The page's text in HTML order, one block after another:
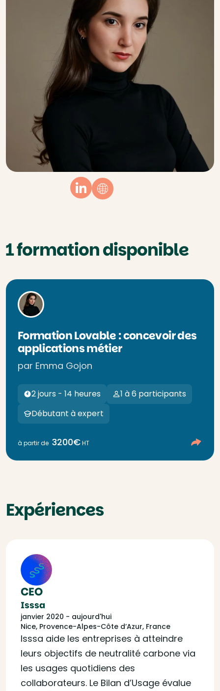
LinkedinWebsite
1 formation disponible
Formation Lovable : concevoir des
applications métier
par Emma Gojon
2 jours - 14 heures
1 à 6 participants
Débutant à expert
à partir de 3200€HT
Expériences
CEO
Isssa
janvier 2020 - aujourd'hui
Nice, Provence-Alpes-Côte d’Azur, France
Isssa aide les entreprises à atteindre
leurs objectifs de neutralité carbone via
les usages quotidiens des
collaborateurs. Le Bilan d’Usage évalue